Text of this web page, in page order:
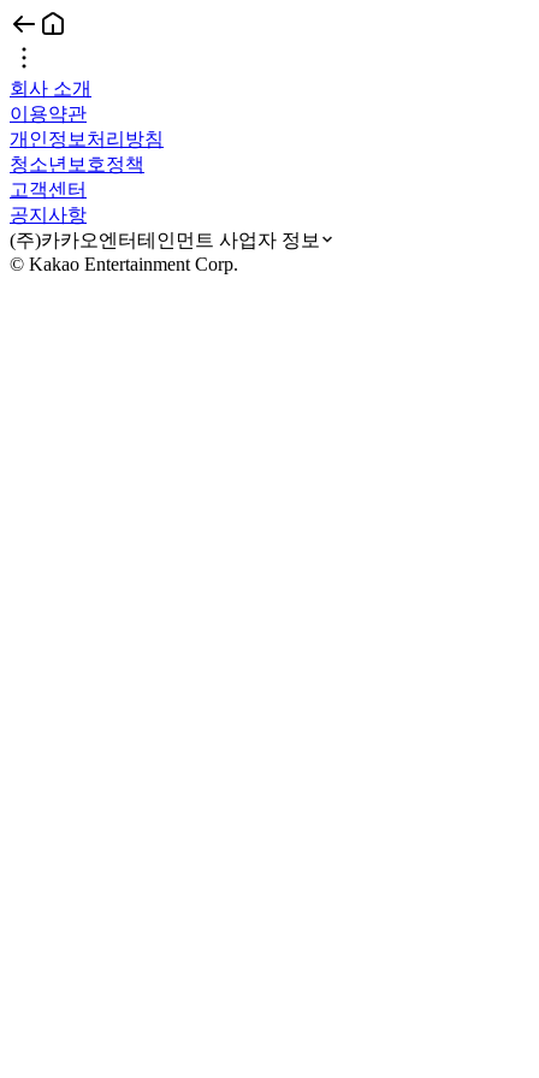
회사 소개
이용약관
개인정보처리방침
청소년보호정책
고객센터
공지사항
(주)카카오엔터테인먼트 사업자 정보
© Kakao Entertainment Corp.